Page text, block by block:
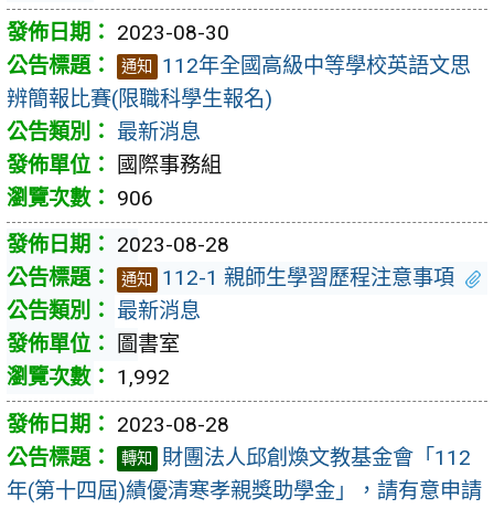
2023-08-30
通知
112年全國高級中等學校英語文思
辨簡報比賽(限職科學生報名)
最新消息
國際事務組
906
2023-08-28
通知
112-1 親師生學習歷程注意事項
最新消息
圖書室
1,992
2023-08-28
轉知
財團法人邱創煥文教基金會「112
年(第十四屆)績優清寒孝親獎助學金」，請有意申請